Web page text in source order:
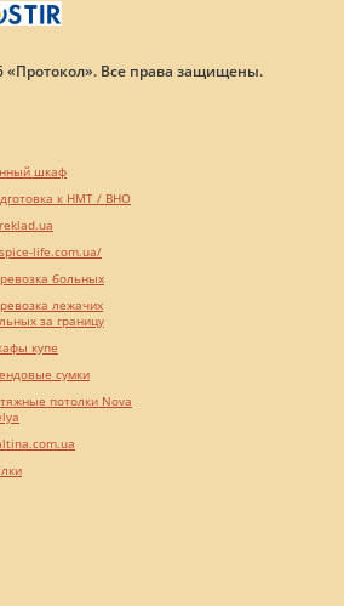
«Протокол». Все права защищены.
шкаф
к НМТ / ВНО
life.com.ua/
больных
лежачих
за границу
купе
сумки
потолки Nova